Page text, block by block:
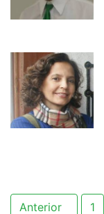
Anterior 1